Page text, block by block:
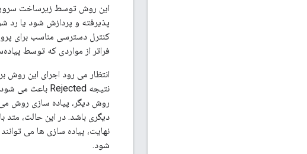
کنترل دسترسی مناسب برای
فراتر از مواردی که توسط
انتظار می رود اجرای این روش
شود.